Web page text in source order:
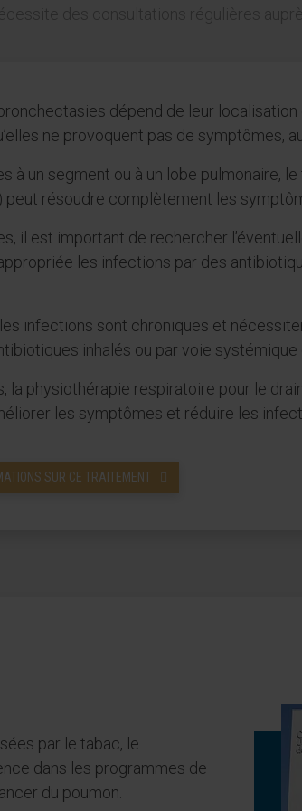
dépend de leur localisation
ne provoquent pas de symptômes,
à un segment ou à un lobe pulmonaire,
peut résoudre complètement les
il est important de rechercher
les infections par des
infections sont chroniques et
inhalés ou par voie systémique
la physiothérapie respiratoire pour le
les symptômes et réduire les
SUR CE TRAITEMENT
par le tabac, le
dans les programmes de
du poumon.